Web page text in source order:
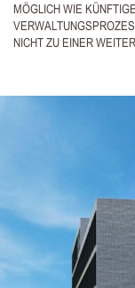
MÖGLICH WIE
NICHT ZU EINER